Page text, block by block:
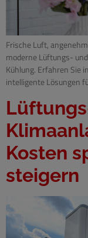
Frische Luft,
moderne Lüftungs-
Kühlung. Erfahren Sie
intelligente Lösungen
Kosten
steigern